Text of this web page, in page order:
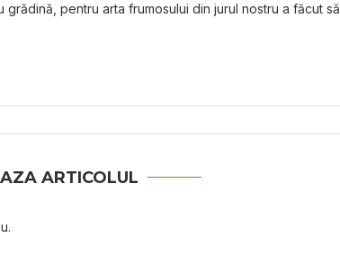
pentru arta frumosului din jurul nostru a făcut să
ARTICOLUL